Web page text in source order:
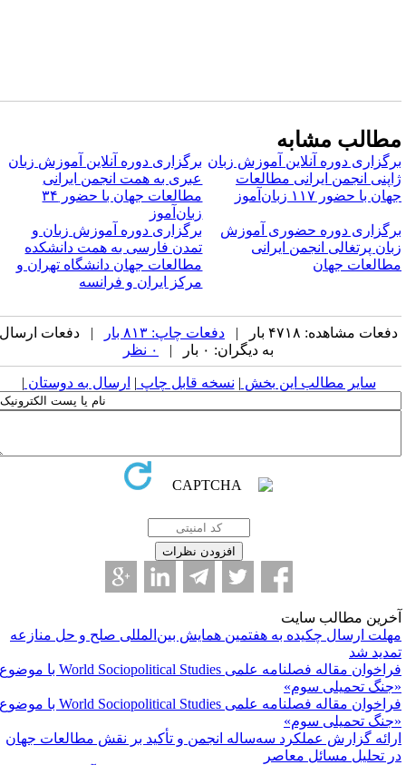
مشابه
دوره آنلاین آموزش زبان
انجمن ایرانی مطالعات
با حضور ۱۱۷ زبان‌آموز
برگزاری دوره آنلاین آموزش زبان
عبری به همت انجمن ایرانی
مطالعات جهان با حضور ۳۴
زبان‌آموز
دوره حضوری آموزش
پرتغالی انجمن ایرانی
جهان
برگزاری دوره آموزش زبان و
تمدن فارسی به همت دانشکده
مطالعات جهان دانشگاه تهران و
مرکز ایران و فرانسه
دفعات مشاهده: ۴۷۱۸ بار | دفعات چاپ: ۸۱۳ بار
| دفعات ارسال
به دیگران: ۰ بار |
سایر مطالب این بخش | نسخه قابل چاپ| ارسال به دوستان|
مطالب سایت
ارسال چکیده به هفتمین همایش بین‌المللی صلح و حل منازعه
شد
فراخوان مقاله فصلنامه علمی World Sociopolitical Studies با موضوع
تحمیلی سوم»
فراخوان مقاله فصلنامه علمی World Sociopolitical Studies با موضوع
تحمیلی سوم»
گزارش عملکرد سه‌ساله انجمن و تأکید بر نقش مطالعات جهان
تحلیل مسائل معاصر